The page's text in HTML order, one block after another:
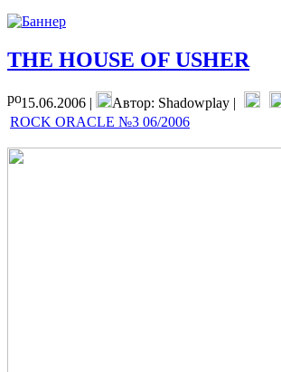
THE HOUSE OF USHER
15.06.2006 |
Автор: Shadowplay |
ROCK ORACLE №3 06/2006